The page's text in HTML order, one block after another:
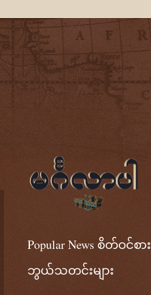
Popular News စိတ်ဝင်စား
ဘွယ်သတင်းများ